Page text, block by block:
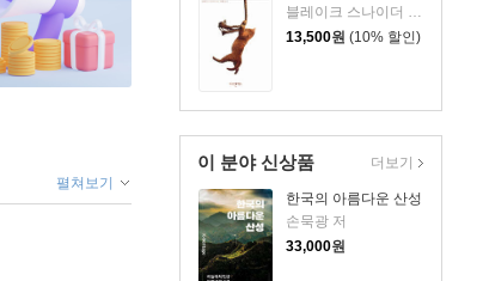
블레이크 스나이더 저/이태선 역
13,500원 (10% 할인)
이 분야 신상품
한국의 아름다운 산성
손묵광 저
33,000원
더보기
펼쳐보기